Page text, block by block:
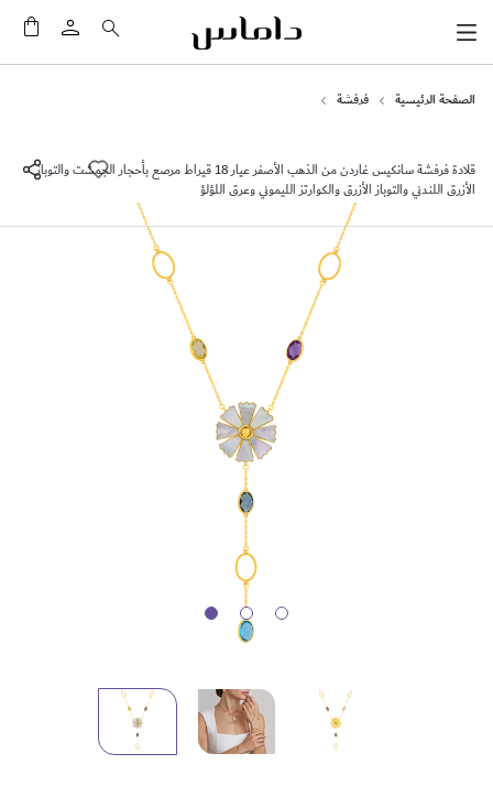
الصفحة الرئيسية فرفشة
قلادة فرفشة سانكيس غاردن من الذهب الأصفر عيار 18 قيراط مرصع بأحجار الجمشت والتوباز
الأزرق اللندني والتوباز الأزرق والكوارتز الليموني وعرق اللؤلؤ
إلى